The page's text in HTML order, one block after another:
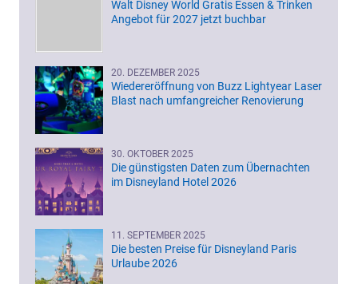
Walt Disney World Gratis Essen & Trinken
Angebot für 2027 jetzt buchbar
20. DEZEMBER 2025
Wiedereröffnung von Buzz Lightyear Laser
Blast nach umfangreicher Renovierung
30. OKTOBER 2025
Die günstigsten Daten zum Übernachten
im Disneyland Hotel 2026
11. SEPTEMBER 2025
Die besten Preise für Disneyland Paris
Urlaube 2026